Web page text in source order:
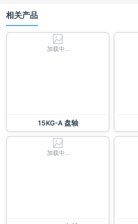
相关产品
加载中...
15KG-A 盘轴
加载中...